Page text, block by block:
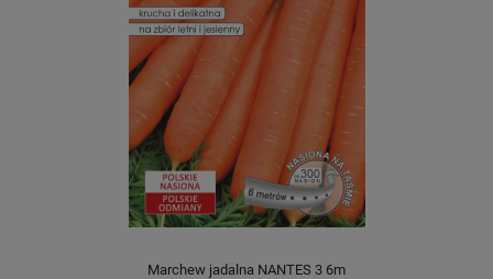
Marchew jadalna NANTES 3 6m